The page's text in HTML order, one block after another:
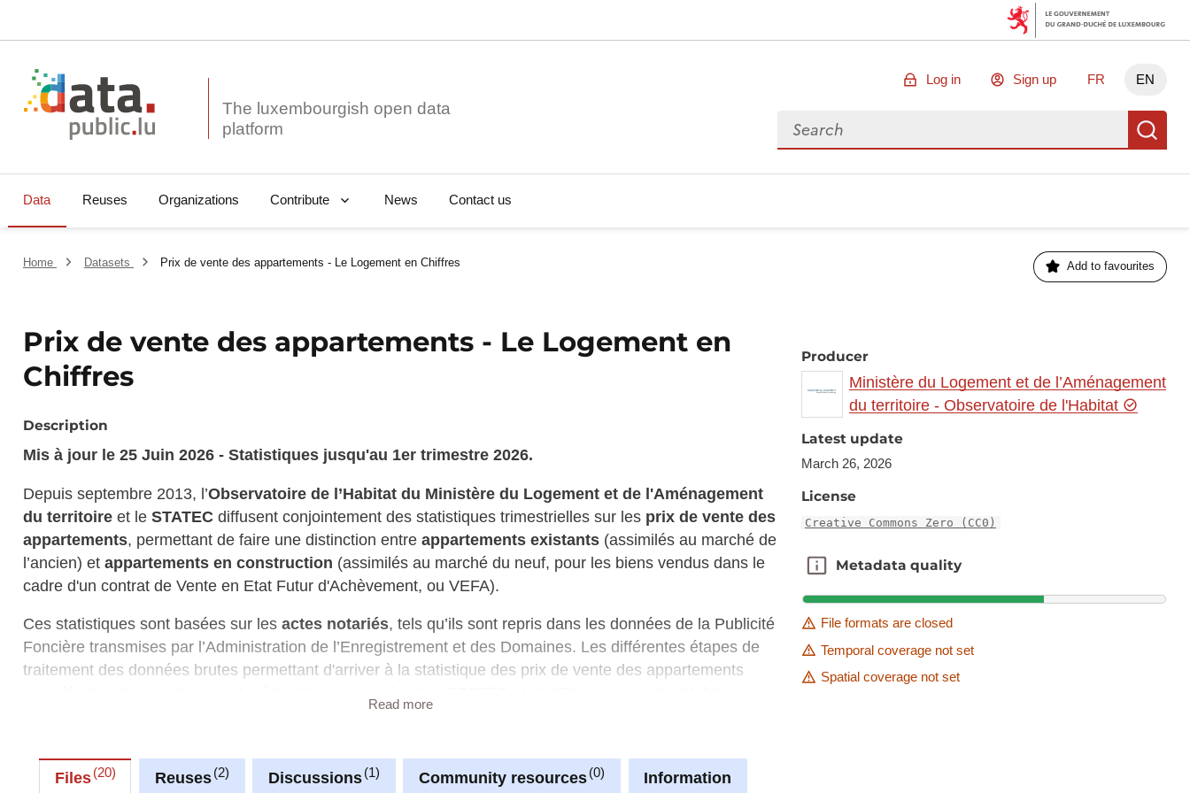
The luxembourgish open data
Log in Sign up FR EN
Search for data
Data Reuses Organizations Contribute News Contact us
Home Datasets Prix de vente des appartements - Le Logement en Chiffres Add to favourites
Prix de vente des appartements - Le Logement en
Chiffres
Description
Mis à jour le 25 Juin 2026 - Statistiques jusqu'au 1er trimestre 2026.
Depuis septembre 2013, l’Observatoire de l’Habitat du Ministère du Logement et de l'Aménagement
du territoire et leSTATEC diffusent conjointement des statistiques trimestrielles sur les prix de vente des
appartements, permettant de faire une distinction entreappartements existants (assimilés au marché de
l’ancien) etappartements en construction (assimilés au marché du neuf, pour les biens vendus dans le
cadre d'un contrat de Vente en Etat Futur d'Achèvement, ou VEFA).
Ces statistiques sont basées sur lesactes notariés, tels qu’ils sont repris dans les données de la Publicité
Foncière transmises par l’Administration de l’Enregistrement et des Domaines. Les différentes étapes de
traitement des données brutes permettant d'arriver à la statistique des prix de vente des appartements
Le STATEC et l'Observatoire de l'Habitat diffusent également deux fois par an une publication conjointe
intitulée "Le Logement en Chiffres". Chaque semestre, l’objectif de cette publication conjointe est de faire
Read more
Producer
Ministère du Logement et de l’Aménagement
du territoire - Observatoire de l'Habitat
Latest update
March 26, 2026
License
Creative Commons Zero (CC0)
Metadata quality
Metadata quality
File formats are closed
Temporal coverage not set
Spatial coverage not set
Files 20 Reuses 2 Discussions 1 Community resources 0 Information